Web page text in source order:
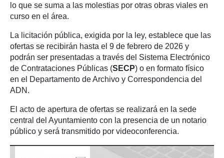
lo que se suma a las molestias por otras obras viales en
curso en el área.
La licitación pública, exigida por la ley, establece que las
ofertas se recibirán hasta el 9 de febrero de 2026 y
podrán ser presentadas a través del Sistema Electrónico
de Contrataciones Públicas (SECP) o en formato físico
en el Departamento de Archivo y Correspondencia del
ADN.
El acto de apertura de ofertas se realizará en la sede
central del Ayuntamiento con la presencia de un notario
público y será transmitido por videoconferencia.